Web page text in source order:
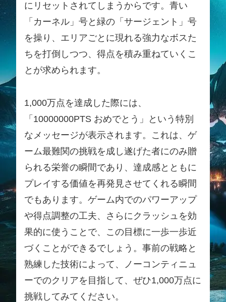
にリセットされてしまうからです。青い
「カーネル」号と緑の「サージェント」号
を操り、エリアごとに現れる強力なボスた
ちを打倒しつつ、得点を積み重ねていくこ
とが求められます。
1,000万点を達成した際には、
「10000000PTS おめでとう」という特別
なメッセージが表示されます。これは、ゲ
ーム最難関の挑戦を成し遂げた者にのみ贈
られる栄誉の瞬間であり、達成感とともに
プレイする価値を再発見させてくれる瞬間
でもあります。ゲーム内でのパワーアップ
や得点調整の工夫、さらにクラッシュを効
果的に使うことで、この目標に一歩一歩近
づくことができるでしょう。事前の戦略と
熟練した技術によって、ノーコンティニュ
ーでのクリアを目指して、ぜひ1,000万点に
挑戦してみてください。